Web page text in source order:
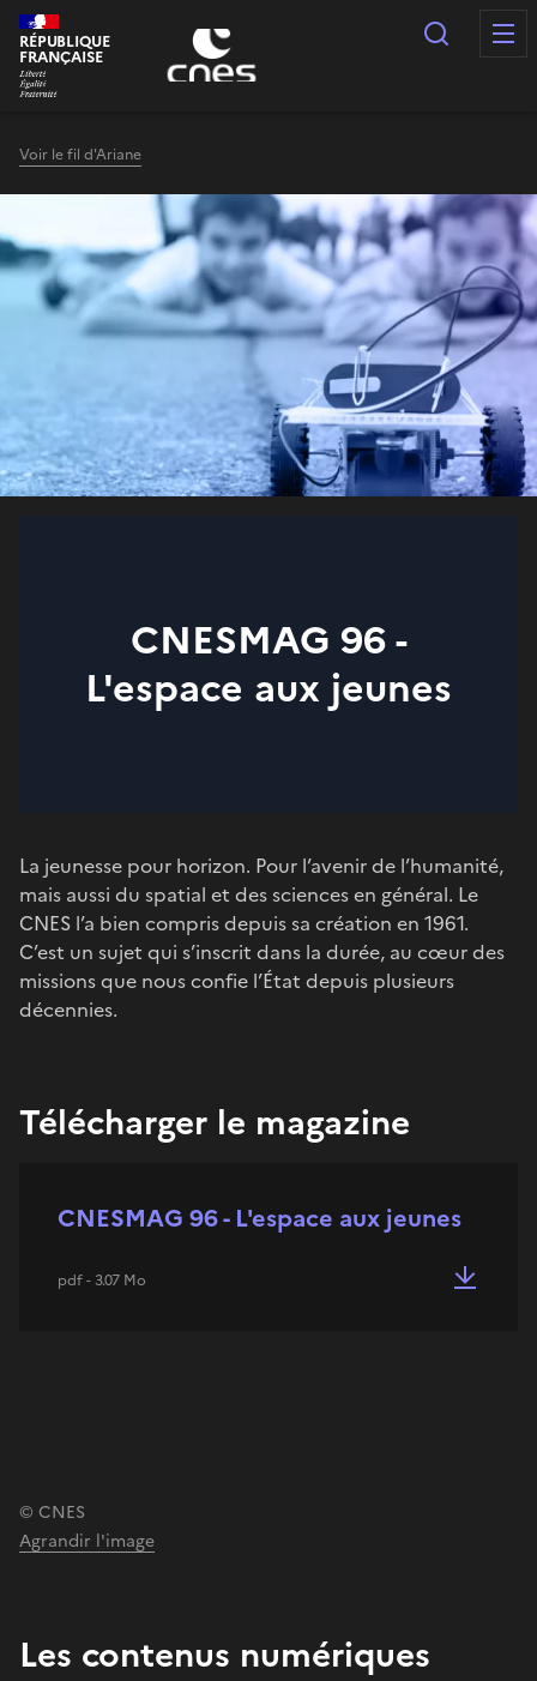
Panneau de gestion des cookies
RÉPUBLIQUE
FRANÇAISE
Voir le fil d'Ariane
CNESMAG 96 -
L'espace aux jeunes
La jeunesse pour horizon. Pour l’avenir de l’humanité,
mais aussi du spatial et des sciences en général. Le
CNES l’a bien compris depuis sa création en 1961.
C’est un sujet qui s’inscrit dans la durée, au cœur des
missions que nous confie l’État depuis plusieurs
décennies.
Télécharger le magazine
CNESMAG 96 - L'espace aux jeunes
pdf - 3.07 Mo
© CNES
Agrandir l'image
Les contenus numériques